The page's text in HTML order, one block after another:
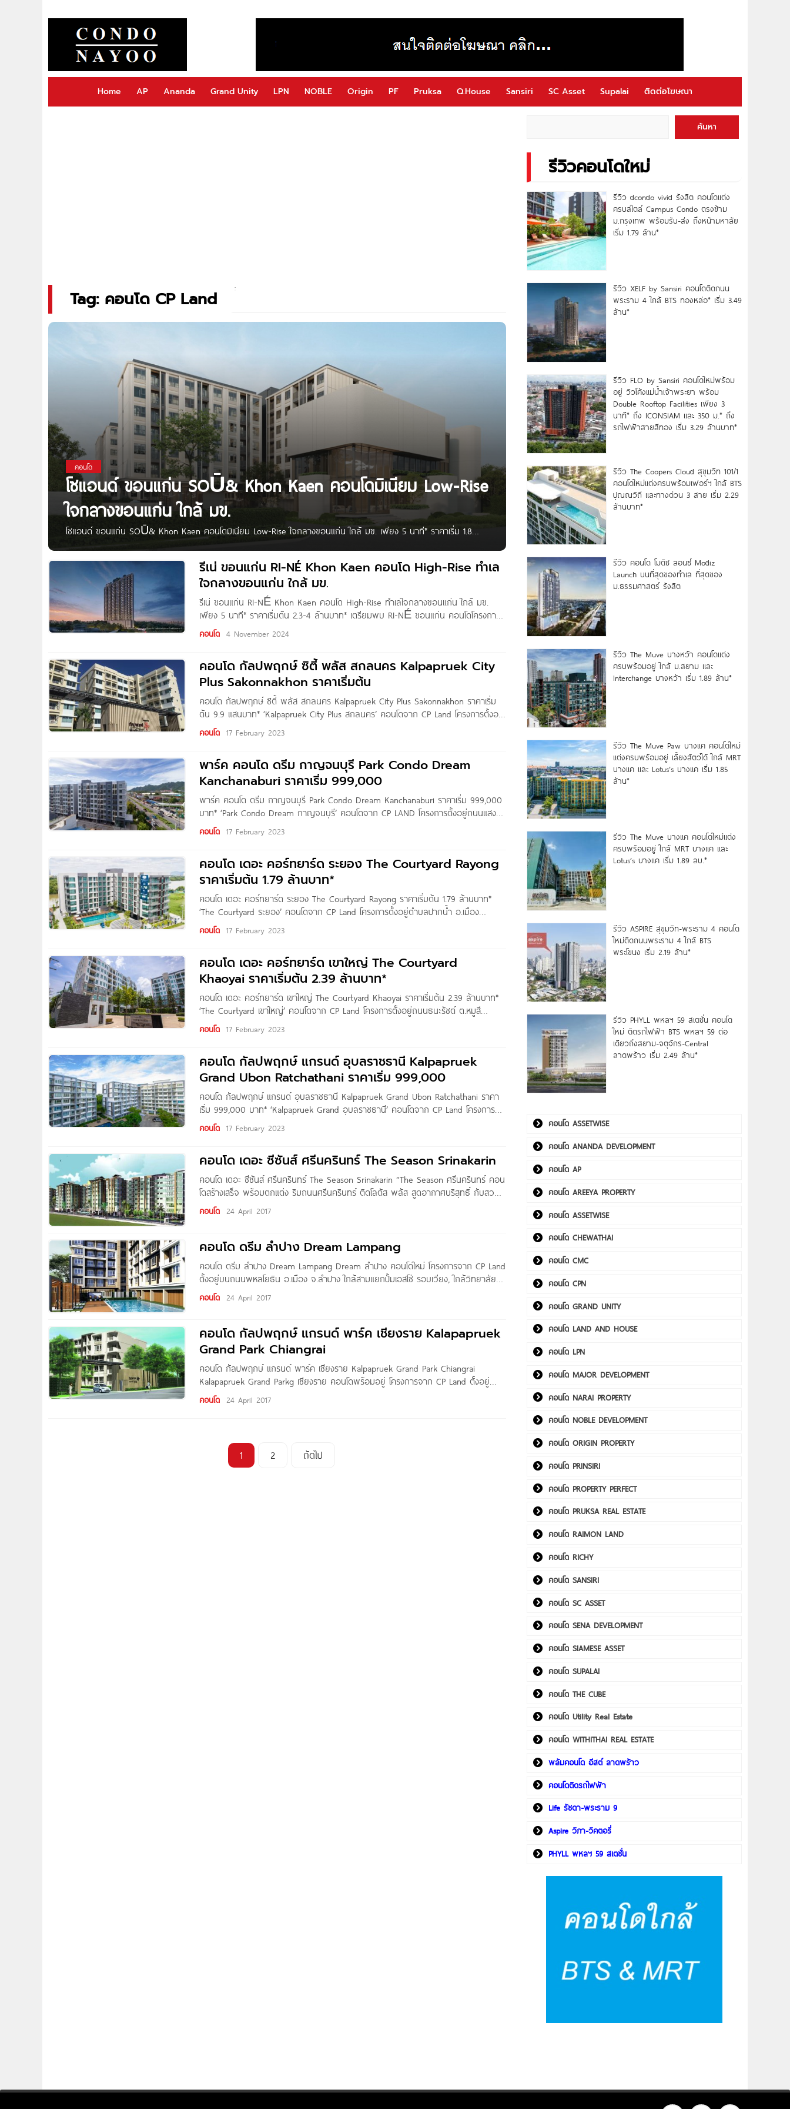
Home AP Ananda Grand Unity LPN NOBLE Origin PF Pruksa Q.House Sansiri SC Asset Supalai ติดต่อโฆษณา
Tag: คอนโด CP Land
คอนโด
โซแอนด์ ขอนแก่น SOŪ& Khon Kaen คอนโดมิเนียม Low-Rise
ใจกลางขอนแก่น ใกล้ มข.
โซแอนด์ ขอนแก่น SOŪ& Khon Kaen คอนโดมิเนียม Low-Rise ใจกลางขอนแก่น ใกล้ มข. เพียง 5 นาที* ราคาเริ่ม 1.8
จ.ขอนแก่น บนทำเลใจกลางขอนแก่น พื้นที่ทำเลแห่งอนาคต เดินทางสะดวก ใกล้มหาวิทยาลัยขอนแก่น
รีเน่ ขอนแก่น RI-NÉ Khon Kaen คอนโด High-Rise ทำเล
ใจกลางขอนแก่น ใกล้ มข.
รีเน่ ขอนแก่น RI-NÉ Khon Kaen คอนโด High-Rise ทำเลใจกลางขอนแก่น ใกล้ มข.
เพียง 5 นาที* ราคาเริ่มต้น 2.3-4 ล้านบาท* เตรียมพบ RI-NÉ ขอนแก่น คอนโดโครงการ
ใหม่ จาก CP LAND ที่ตั้งโครงการอยู่ ต.ในเมือง อ.เมืองขอนแก่น จ.ขอนแก่น บนทำเล
ใจกลางเมืองขอนแก่น ใกล้มหาวิทยาลัยขอนแก่น (มข.),
คอนโด 4 November 2024
คอนโด กัลปพฤกษ์ ซิตี้ พลัส สกลนคร Kalpapruek City
Plus Sakonnakhon ราคาเริ่มต้น
คอนโด กัลปพฤกษ์ ซิตี้ พลัส สกลนคร Kalpapruek City Plus Sakonnakhon ราคาเริ่ม
ต้น 9.9 แสนบาท* ‘Kalpapruek City Plus สกลนคร’ คอนโดจาก CP Land โครงการตั้งอยู่
ถนนรัฐพัฒนา อ.เมือง จ.สกลนคร เดินทางสะดวก บนทำเลใจกลางเมือง ใกล้ Big C เพียง
5 นาที*
คอนโด 17 February 2023
พาร์ค คอนโด ดรีม กาญจนบุรี Park Condo Dream
Kanchanaburi ราคาเริ่ม 999,000
พาร์ค คอนโด ดรีม กาญจนบุรี Park Condo Dream Kanchanaburi ราคาเริ่ม 999,000
บาท* ‘Park Condo Dream กาญจนบุรี’ คอนโดจาก CP LAND โครงการตั้งอยู่ถนนแสงชู
โต ต.ปากแพรก อ.เมือง จ.กาญจนบุรี ทำเลใจกลางย่านธุรกิจ เชื่อมทุกจุดหมายสำคัญ
เพียง 300 ม.* จาก รพ.พหลพล พยุหเสนา
คอนโด 17 February 2023
คอนโด เดอะ คอร์ทยาร์ด ระยอง The Courtyard Rayong
ราคาเริ่มต้น 1.79 ล้านบาท*
คอนโด เดอะ คอร์ทยาร์ด ระยอง The Courtyard Rayong ราคาเริ่มต้น 1.79 ล้านบาท*
‘The Courtyard ระยอง’ คอนโดจาก CP Land โครงการตั้งอยู่ตำบลปากน้ำ อ.เมือง
จ.ระยอง ติดถนนเลียบชาบฝั่ง สามารถเดินลงชายหาดได้เพียงไม่กี่ก้าว ใกล้ถนนสุขุมวิท
สะดวกสบายด้วยสิ่งอำนวยความสะดวกแบบครบครันรอบโครงการ ‘เดอะ คอร์ทยาร์ด
คอนโด 17 February 2023
คอนโด เดอะ คอร์ทยาร์ด เขาใหญ่ The Courtyard
Khaoyai ราคาเริ่มต้น 2.39 ล้านบาท*
คอนโด เดอะ คอร์ทยาร์ด เขาใหญ่ The Courtyard Khaoyai ราคาเริ่มต้น 2.39 ล้านบาท*
‘The Courtyard เขาใหญ่’ คอนโดจาก CP Land โครงการตั้งอยู่ถนนธนะรัชต์ ต.หมูสี
อ.ปากช่อง จ.นครราชสีมา คอนโดแห่งแรกในเขาใหญ่ที่ติดถนนธนะรัชต์มากที่สุด บริเวณรอบ
โครงการยังรายล้อมไปด้วยสถานที่ท่องเที่ยวชื่อดัง อาทิ Within เขาใหญ่, Khao Yai Art
คอนโด 17 February 2023
คอนโด กัลปพฤกษ์ แกรนด์ อุบลราชธานี Kalpapruek
Grand Ubon Ratchathani ราคาเริ่ม 999,000
คอนโด กัลปพฤกษ์ แกรนด์ อุบลราชธานี Kalpapruek Grand Ubon Ratchathani ราคา
เริ่ม 999,000 บาท* ‘Kalpapruek Grand อุบลราชธานี’ คอนโดจาก CP Land โครงการตั้ง
อยู่ซอยชยางกูร 40 ถ.ชยางกูร ต.ในเมือง อ.เมือง จ.อุบลราชธานี บนทำเลศักยภาพ ใกล้
ถนนสายหลัก (ถนนชยางกูร) สะดวกสบายใกล้แหล่งอำนวยความสะดวกครบครัน เช่น Big
คอนโด 17 February 2023
คอนโด เดอะ ซีซันส์ ศรีนครินทร์ The Season Srinakarin
คอนโด เดอะ ซีซันส์ ศรีนครินทร์ The Season Srinakarin “The Season ศรีนครินทร์ คอน
โดสร้างเสร็จ พร้อมตกแต่ง ริมถนนศรีนครินทร์ ติดโลตัส พลัส สูดอากาศบริสุทธิ์ กับสวน
ลอยฟ้า เพื่อการพักผ่อนอย่างแท้จริง ภายนอกอาคารเน้นความโดดเด่นด้วยกระจกทรงสูง
โปร่ง โล่ง พร้อมกับเส้นสายแนวตั้ง สื่อถึงรสนิยมทันสมัยอย่างมี สไตล์ ภายในห้องพัก
นอกจากนี้ยั่งเพิ่มพื้นที่ใช้สอยเพื่อรองรับการใช้งานทุกกิจกรรมในห้องชุด สำหรับพื้นที่จำกัด
คอนโด 24 April 2017
คอนโด ดรีม ลำปาง Dream Lampang
คอนโด ดรีม ลำปาง Dream Lampang Dream ลำปาง คอนโดใหม่ โครงการจาก CP Land
ตั้งอยู่บนถนนพหลโยธิน อ.เมือง จ.ลำปาง ใกล้สามแยกปั้มเอสโซ่ รอบเวียง, ใกล้วิทยาลัย
พยาบาลบรมราชชนนี, วิทยาลัย อาชีวศึกษาลำปาง, รร.บุญวาทย์วิทยาลัย, รร.ลำปาง
กัลยาณี, รพ.ศูนย์ลำปาง และ สนามบิน ดรีม ลำปาง คอนโด Low-Rise 8 ชั้น
คอนโด 24 April 2017
คอนโด กัลปพฤกษ์ แกรนด์ พาร์ค เชียงราย Kalapapruek
Grand Park Chiangrai
คอนโด กัลปพฤกษ์ แกรนด์ พาร์ค เชียงราย Kalpapruek Grand Park Chiangrai
Kalapapruek Grand Parkg เชียงราย คอนโดพร้อมอยู่ โครงการจาก CP Land ตั้งอยู่
ถ.พหลโยธิน อ.เมือง จ.เชียงราย ใกล้สี่แยกแม่กรณ์, รพ.เกษมราษฎร์ ศรีบุรินทร์, วัดร่องขุ่น
และ รร.เมืองเชียงราย กัลปพฤกษ์ แกรนด์ พาร์ค เชียงราย
คอนโด 24 April 2017
1 2 ถัดไป
ค้นหา
รีวิวคอนโดใหม่
รีวิว dcondo vivid รังสิต คอนโดแต่ง
ครบสไตล์ Campus Condo ตรงข้าม
ม.กรุงเทพ พร้อมรับ-ส่ง ถึงหน้ามหาลัย
เริ่ม 1.79 ล้าน*
รีวิว XELF by Sansiri คอนโดติดถนน
พระราม 4 ใกล้ BTS ทองหล่อ* เริ่ม 3.49
ล้าน*
รีวิว FLO by Sansiri คอนโดใหม่พร้อม
อยู่ วิวโค้งแม่น้ำเจ้าพระยา พร้อม
Double Rooftop Facilities เพียง 3
นาที* ถึง ICONSIAM และ 350 ม.* ถึง
รถไฟฟ้าสายสีทอง เริ่ม 3.29 ล้านบาท*
รีวิว The Coopers Cloud สุขุมวิท 101/1
คอนโดใหม่แต่งครบพร้อมเฟอร์ฯ ใกล้ BTS
ปุณณวิถี และทางด่วน 3 สาย เริ่ม 2.29
ล้านบาท*
รีวิว คอนโด โมดิซ ลอนซ์ Modiz
Launch บนที่สุดของทำเล ที่สุดของ
ม.ธรรมศาสตร์ รังสิต
รีวิว The Muve บางหว้า คอนโดแต่ง
ครบพร้อมอยู่ ใกล้ ม.สยาม และ
Interchange บางหว้า เริ่ม 1.89 ล้าน*
รีวิว The Muve Paw บางแค คอนโดใหม่
แต่งครบพร้อมอยู่ เลี้ยงสัตว์ได้ ใกล้ MRT
บางแค และ Lotus’s บางแค เริ่ม 1.85
ล้าน*
รีวิว The Muve บางแค คอนโดใหม่แต่ง
ครบพร้อมอยู่ ใกล้ MRT บางแค และ
Lotus’s บางแค เริ่ม 1.89 ลบ.*
รีวิว ASPIRE สุขุมวิท-พระราม 4 คอนโด
ใหม่ติดถนนพระราม 4 ใกล้ BTS
พระโขนง เริ่ม 2.19 ล้าน*
รีวิว PHYLL พหลฯ 59 สเตชั่น คอนโด
ใหม่ ติดรถไฟฟ้า BTS พหลฯ 59 ต่อ
เดียวถึงสยาม-จตุจักร-Central
ลาดพร้าว เริ่ม 2.49 ล้าน*
คอนโด ASSETWISE
คอนโด ANANDA DEVELOPMENT
คอนโด AP
คอนโด AREEYA PROPERTY
คอนโด ASSETWISE
คอนโด CHEWATHAI
คอนโด CMC
คอนโด CPN
คอนโด GRAND UNITY
คอนโด LAND AND HOUSE
คอนโด LPN
คอนโด MAJOR DEVELOPMENT
คอนโด NARAI PROPERTY
คอนโด NOBLE DEVELOPMENT
คอนโด ORIGIN PROPERTY
คอนโด PRINSIRI
คอนโด PROPERTY PERFECT
คอนโด PRUKSA REAL ESTATE
คอนโด RAIMON LAND
คอนโด RICHY
คอนโด SANSIRI
คอนโด SC ASSET
คอนโด SENA DEVELOPMENT
คอนโด SIAMESE ASSET
คอนโด SUPALAI
คอนโด THE CUBE
คอนโด Utility Real Estate
คอนโด WITHITHAI REAL ESTATE
พลัมคอนโด อีสต์ ลาดพร้าว
คอนโดติดรถไฟฟ้า
Life รัชดา-พระราม 9
Aspire วิภา-วิคตอรี่
PHYLL พหลฯ 59 สเตชั่น